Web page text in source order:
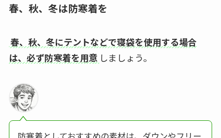
春、秋、冬は防寒着を
春、秋、冬にテントなどで寝袋を使用する場合
は、必ず防寒着を用意 しましょう。